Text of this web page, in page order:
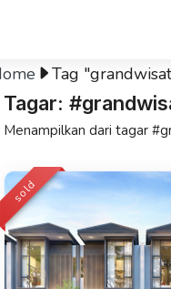
Tag
Tagar:
Menampilkan dari tagar
sold